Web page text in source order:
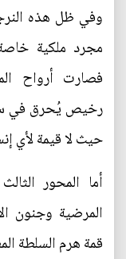
وفي ظل هذه
مجرد ملكية
فصارت أرواح
رخيص يُحرق في
حيث لا قيمة لأي
أما المحور
المرضية وجنون
قمة هرم السلطة